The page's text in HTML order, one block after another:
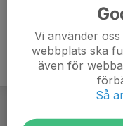
Vi använder
webbplats ska
även för
Så